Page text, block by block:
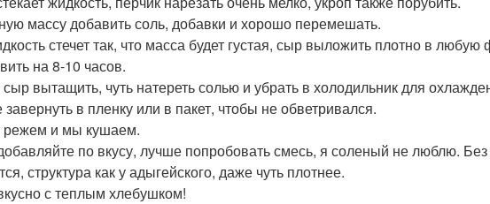
массу добавить соль, добавки и хорошо перемешать.
стечет так, что масса будет густая, сыр выложить плотно в
на 8-10 часов.
вытащить, чуть натереть солью и убрать в холодильник для
в пленку или в пакет, чтобы не обветривался.
режем и мы кушаем.
по вкусу, лучше попробовать смесь, я соленый не люблю. Без
структура как у адыгейского, даже чуть плотнее.
с теплым хлебушком!